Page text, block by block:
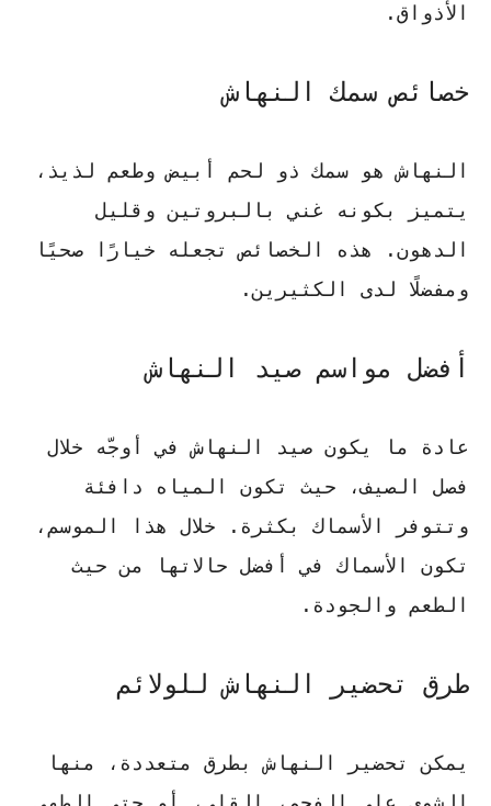
الأذواق.
خصائص سمك النهاش
النهاش هو سمك ذو لحم أبيض وطعم لذيذ،
يتميز بكونه غني بالبروتين وقليل
الدهون. هذه الخصائص تجعله خيارًا صحيًا
ومفضلًا لدى الكثيرين.
أفضل مواسم صيد النهاش
عادة ما يكون صيد النهاش في أوجّه خلال
فصل الصيف، حيث تكون المياه دافئة
وتتوفر الأسماك بكثرة. خلال هذا الموسم،
تكون الأسماك في أفضل حالاتها من حيث
الطعم والجودة.
طرق تحضير النهاش للولائم
يمكن تحضير النهاش بطرق متعددة، منها